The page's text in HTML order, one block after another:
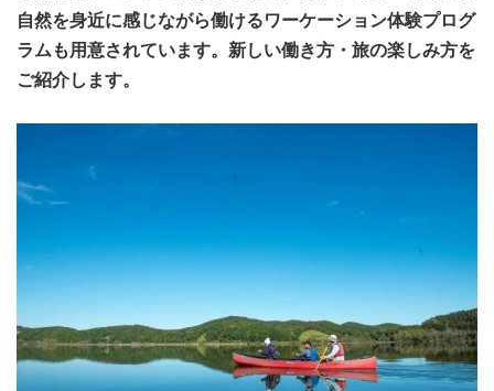
自然を身近に感じながら働けるワーケーション体験プログ
ラムも用意されています。新しい働き方・旅の楽しみ方を
ご紹介します。